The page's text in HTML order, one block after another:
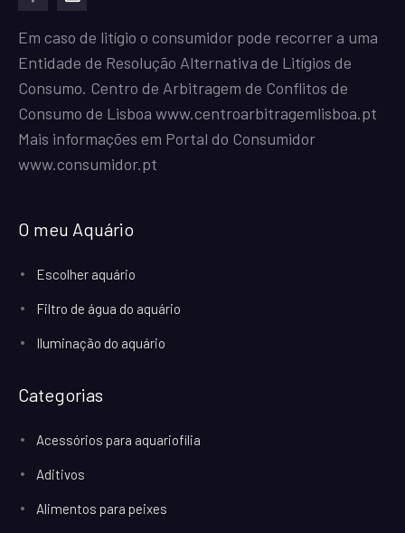
Em caso de litígio o consumidor pode recorrer a uma
Entidade de Resolução Alternativa de Litígios de
Consumo. Centro de Arbitragem de Conflitos de
Consumo de Lisboa www.centroarbitragemlisboa.pt
Mais informações em Portal do Consumidor
www.consumidor.pt
O meu Aquário
Escolher aquário
Filtro de água do aquário
Iluminação do aquário
Categorias
Acessórios para aquariofilia
Aditivos
Alimentos para peixes